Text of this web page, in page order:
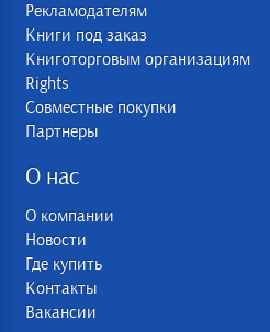
Рекламодателям
Книги под заказ
Книготорговым организациям
Rights
Совместные покупки
Партнеры
О нас
О компании
Новости
Где купить
Контакты
Вакансии